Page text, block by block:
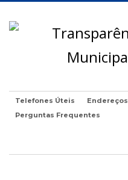
Telefones Úteis Endereços
Perguntas Frequentes